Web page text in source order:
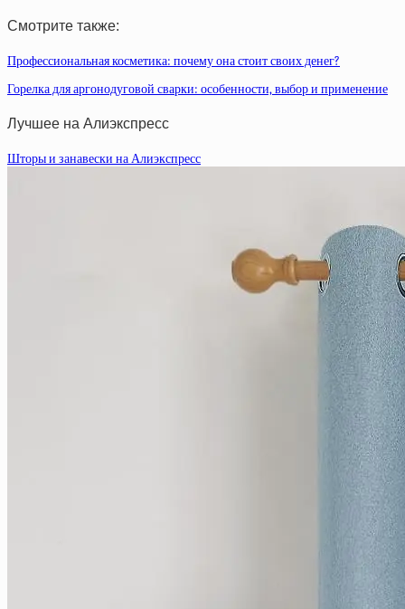
Смотрите также:
Профессиональная косметика: почему она стоит своих денег?
Горелка для аргонодуговой сварки: особенности, выбор и применение
Лучшее на Алиэкспресс
Шторы и занавески на Алиэкспресс